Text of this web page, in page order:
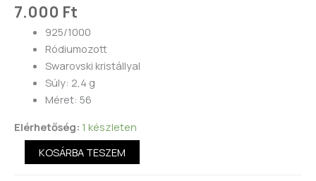
7.000 Ft
925/1000
Ródiumozott
Swarovski kristállyal
Súly: 2,4 g
Méret: 56
Elérhetőség: 1 készleten
KOSÁRBA TESZEM